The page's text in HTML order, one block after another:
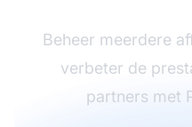
Beheer meerdere
verbeter de
partners met